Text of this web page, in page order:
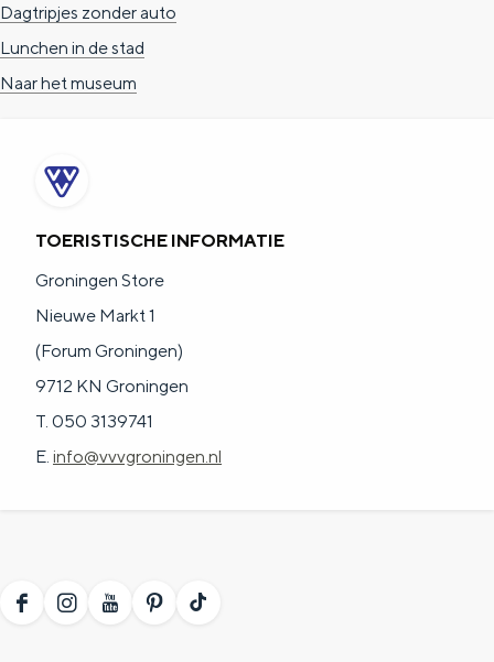
Dagtripjes zonder auto
Lunchen in de stad
Naar het museum
TOERISTISCHE INFORMATIE
Groningen Store
Nieuwe Markt 1
(Forum Groningen)
9712 KN Groningen
T. 050 3139741
E. info@vvvgroningen.nl
F
I
Y
T